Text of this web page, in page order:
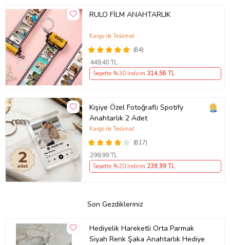
RULO FİLM ANAHTARLIK
(84)
Kargo ile Teslimat
449,40 TL
Sepette %30 İndirim 314,58 TL
Kişiye Özel Fotoğraflı Spotify
Anahtarlık 2 Adet
(817)
Kargo ile Teslimat
299,99 TL
Sepette %20 İndirim 239,99 TL
Son Gezdikleriniz
Hediyelik Hareketli Orta Parmak
Siyah Renk Şaka Anahtarlık Hediye